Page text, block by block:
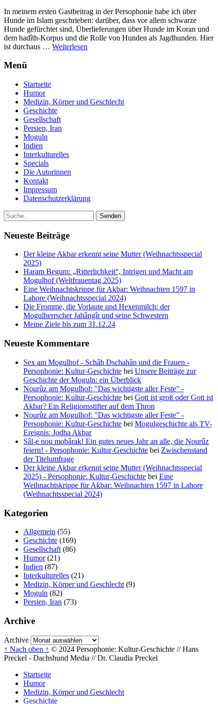
In meinem ersten Gastbeitrag in der Persophonie habe ich über
Hunde im Islam geschrieben: darüber, dass vor allem schwarze
Hunde gefürchtet sind, Überlieferungen über Hunde im Koran und
dem hadîth-Korpus und die Rolle von Hunden als Jagdhunden. Hier
ist durchaus … Weiterlesen
Menü
Startseite
Humor
Medizin, Körper und Geschlecht
Geschichte
Gesellschaft
Persien, Iran
Moguln
Indien
Interkulturelles
Specials
Die Autorinnen
Kontakt
Impressum
Datenschutzerklärung
Neueste Beiträge
Der kleine Akbar erkennt seine Mutter (Weihnachtsspecial
2025)
Haram Begum: „Ritterlichkeit“, Intrigen und Macht am
Mogulhof (Weltfrauentag 2025)
Eine Weihnachtskrippe für Akbar: Weihnachten 1597 in
Lahore (Weihnachtsspecial 2024)
Die Fromme, die Vorlaute und Hexenmilch: der
Mogulherrscher Jahângîr und seine Schwestern
Meine Ziele bis zum 31.12.24
Neueste Kommentare
Sex am Mogulhof - Schâh Dschahân und die Frauen -
Persophonie: Kultur-Geschichte bei Unsere Beiträge zur
Geschichte der Moguln: ein Überblick
Nourûz am Mogulhof: "Das wichtigste aller Feste" -
Persophonie: Kultur-Geschichte bei Gott ist groß oder Gott ist
Akbar? Ein Religionsstifter auf dem Thron
Nourûz am Mogulhof: "Das wichtigste aller Feste" -
Persophonie: Kultur-Geschichte bei Mogulgeschichte als TV-
Ereignis: Jodha Akbar
Sâl-e nou mobârak! Ein gutes neues Jahr an alle, die Nourûz
feiern! - Persophonie: Kultur-Geschichte bei Zwischenstand
der Titelumfrage
Der kleine Akbar erkennt seine Mutter (Weihnachtsspecial
2025) - Persophonie: Kultur-Geschichte bei Eine
Weihnachtskrippe für Akbar: Weihnachten 1597 in Lahore
(Weihnachtsspecial 2024)
Kategorien
Allgemein (55)
Geschichte (169)
Gesellschaft (86)
Humor(21)
Indien (87)
Interkulturelles (21)
Medizin, Körper und Geschlecht (9)
Moguln (82)
Persien, Iran (73)
Archive
Archive
↑ Nach oben ↑ © 2024 Persophonie: Kultur-Geschichte // Hans
Preckel - Dachshund Media // Dr. Claudia Preckel
Startseite
Humor
Medizin, Körper und Geschlecht
Geschichte